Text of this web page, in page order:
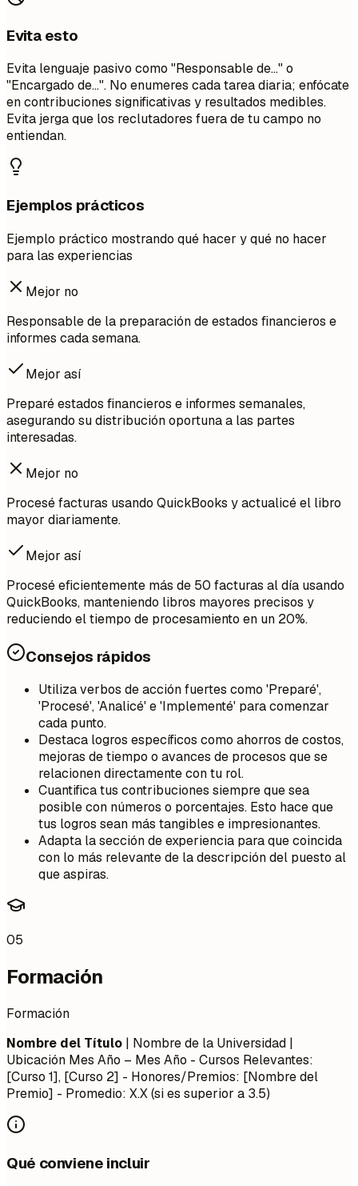
Evita esto
Evita lenguaje pasivo como "Responsable de..." o
"Encargado de...". No enumeres cada tarea diaria; enfócate
en contribuciones significativas y resultados medibles.
Evita jerga que los reclutadores fuera de tu campo no
entiendan.
Ejemplos prácticos
Ejemplo práctico mostrando qué hacer y qué no hacer
para las experiencias
Mejor no
Responsable de la preparación de estados financieros e
informes cada semana.
Mejor así
Preparé estados financieros e informes semanales,
asegurando su distribución oportuna a las partes
interesadas.
Mejor no
Procesé facturas usando QuickBooks y actualicé el libro
mayor diariamente.
Mejor así
Procesé eficientemente más de 50 facturas al día usando
QuickBooks, manteniendo libros mayores precisos y
reduciendo el tiempo de procesamiento en un 20%.
Consejos rápidos
Utiliza verbos de acción fuertes como 'Preparé',
'Procesé', 'Analicé' e 'Implementé' para comenzar
cada punto.
Destaca logros específicos como ahorros de costos,
mejoras de tiempo o avances de procesos que se
relacionen directamente con tu rol.
Cuantifica tus contribuciones siempre que sea
posible con números o porcentajes. Esto hace que
tus logros sean más tangibles e impresionantes.
Adapta la sección de experiencia para que coincida
con lo más relevante de la descripción del puesto al
que aspiras.
05
Formación
Formación
Nombre del Título | Nombre de la Universidad |
Ubicación Mes Año – Mes Año - Cursos Relevantes:
[Curso 1], [Curso 2] - Honores/Premios: [Nombre del
Premio] - Promedio: X.X (si es superior a 3.5)
Qué conviene incluir